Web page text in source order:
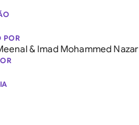
POR
& Imad Mohammed Nazar